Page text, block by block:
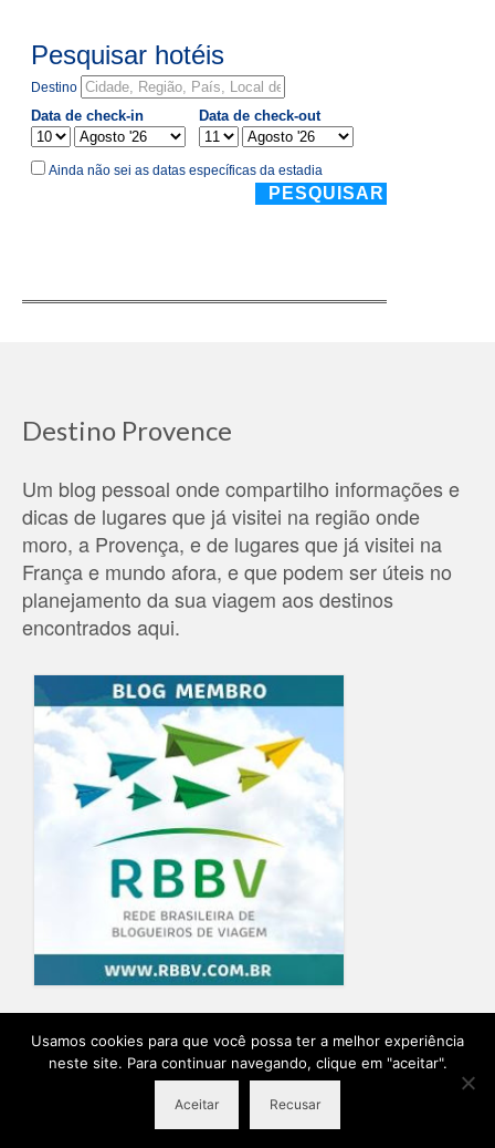
Destino Provence
Um blog pessoal onde compartilho informações e
dicas de lugares que já visitei na região onde
moro, a Provença, e de lugares que já visitei na
França e mundo afora, e que podem ser úteis no
planejamento da sua viagem aos destinos
encontrados aqui.
Home Blog Quem Escreve Sobre o Blog Contato
Ensaio Fotográfico na Provence Planeje sua viagem
© 2026 Destino Provence Natalia Itabayana - Desenvolvido por
Usamos cookies para que você possa ter a melhor experiência
neste site. Para continuar navegando, clique em "aceitar".
Aceitar Recusar